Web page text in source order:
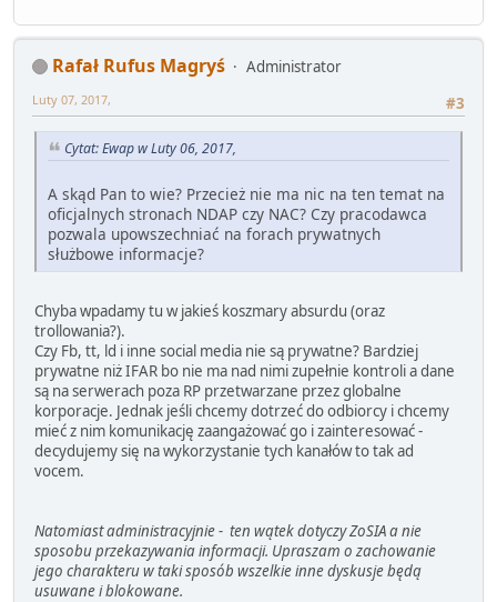
Rafał Rufus Magryś
Administrator
#3
Luty 07, 2017,
Cytat: Ewap w Luty 06, 2017,
A skąd Pan to wie? Przecież nie ma nic na ten temat na
oficjalnych stronach NDAP czy NAC? Czy pracodawca
pozwala upowszechniać na forach prywatnych
służbowe informacje?
Chyba wpadamy tu w jakieś koszmary absurdu (oraz
trollowania?).
Czy Fb, tt, ld i inne social media nie są prywatne? Bardziej
prywatne niż IFAR bo nie ma nad nimi zupełnie kontroli a dane
są na serwerach poza RP przetwarzane przez globalne
korporacje. Jednak jeśli chcemy dotrzeć do odbiorcy i chcemy
mieć z nim komunikację zaangażować go i zainteresować -
decydujemy się na wykorzystanie tych kanałów to tak ad
vocem.
Natomiast administracyjnie - ten wątek dotyczy ZoSIA a nie
sposobu przekazywania informacji. Upraszam o zachowanie
jego charakteru w taki sposób wszelkie inne dyskusje będą
usuwane i blokowane.